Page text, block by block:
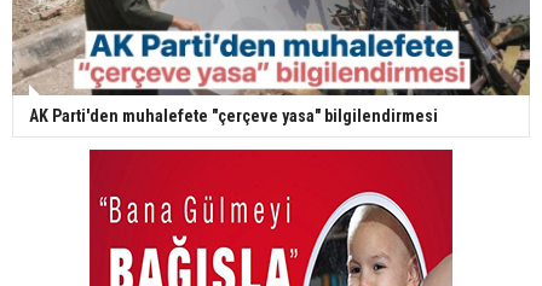
AK Parti'den muhalefete "çerçeve yasa" bilgilendirmesi